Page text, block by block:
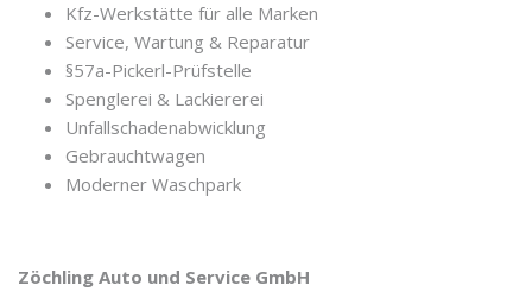
Kfz-Werkstätte für alle Marken
Service, Wartung & Reparatur
§57a-Pickerl-Prüfstelle
Spenglerei & Lackiererei
Unfallschadenabwicklung
Gebrauchtwagen
Moderner Waschpark
Zöchling Auto und Service GmbH